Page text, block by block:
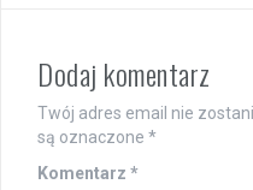
Dodaj komentarz
Twój adres email nie
są oznaczone *
Komentarz *